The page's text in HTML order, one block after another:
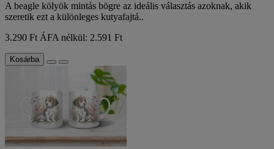
A beagle kölyök mintás bögre az ideális választás azoknak, akik
szeretik ezt a különleges kutyafajtá..
3.290 Ft ÁFA nélkül: 2.591 Ft
Kosárba